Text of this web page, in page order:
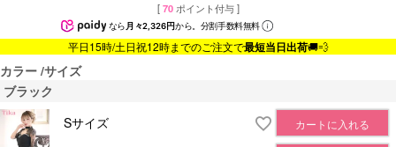
[ 70 ポイント付与 ]
なら 月々2,326円から。分割手数料無料
平日15時/土日祝12時までのご注文で最短当日出荷🚚💨
カラー サイズ
ブラック
Sサイズ
カートに入れる